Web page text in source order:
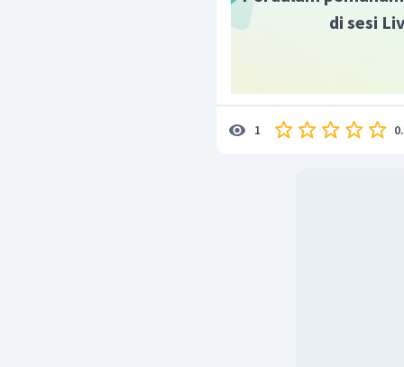
memiliki bentuk
Jadi, jawaban yang
di sesi
1